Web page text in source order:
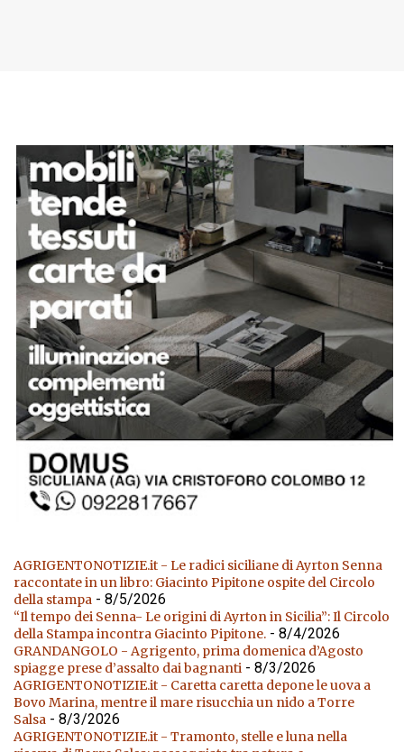
AGRIGENTONOTIZIE.it - Le radici siciliane di Ayrton Senna
raccontate in un libro: Giacinto Pipitone ospite del Circolo
della stampa - 8/5/2026
“Il tempo dei Senna- Le origini di Ayrton in Sicilia”: Il Circolo
della Stampa incontra Giacinto Pipitone. - 8/4/2026
GRANDANGOLO - Agrigento, prima domenica d’Agosto
spiagge prese d’assalto dai bagnanti - 8/3/2026
AGRIGENTONOTIZIE.it - Caretta caretta depone le uova a
Bovo Marina, mentre il mare risucchia un nido a Torre
Salsa - 8/3/2026
AGRIGENTONOTIZIE.it - Tramonto, stelle e luna nella